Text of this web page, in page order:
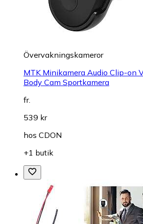
Övervakningskameror
MTK Minikamera Audio Clip-on
Body Cam Sportkamera
fr.
539 kr
hos CDON
+1 butik